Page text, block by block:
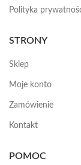
Polityka
STRONY
Sklep
Moje konto
Zamówienie
Kontakt
POMOC